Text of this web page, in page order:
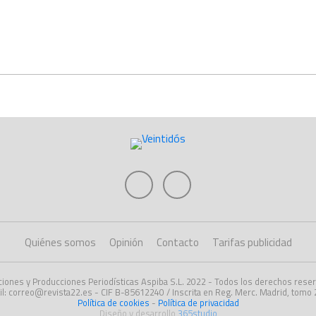
Quiénes somos Opinión Contacto Tarifas publicidad
y Producciones Periodísticas Aspiba S.L. 2022 - Todos los derechos
correo@revista22.es - CIF B-85612240 / Inscrita en Reg. Merc. Madrid,
Política de cookies - Política de privacidad
Diseño y desarrollo 365studio